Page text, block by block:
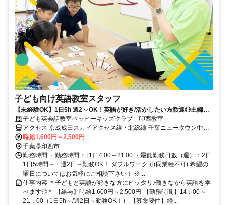
子ども向け英語教室スタッフ
【未経験OK】1日5h 週2～OK！英語が好き/活かしたい方歓迎◎主婦
(夫)/学生も活躍中！
子ども英会話教室ペッピーキッズクラブ 印西教室
アクセス 京成成田スカイアクセス線・北総線 千葉ニュータウン中央
徒歩約29分、京成成田スカイアクセス線・北総線 印西牧の原南口徒
歩約35分 北総鉄道北総線「千葉ニュータウン中央駅」より車7分 ／
近隣教室への勤務も応相談 ※屋内禁煙
時給1,600円～2,500円
千葉県印西市
勤務時間 ・勤務時間： [1] 14:00～21:00 ・最低勤務日数（週）：2日
1日5時間～・週2日～勤務OK！ ダブルワーク可(同業種不可) 希望の
曜日についてはお気軽にご相談下さい！ ※...
仕事内容 ＊子どもと英語が好きな方にピッタリ♪働きながら英語を学
べます◎＊ 【給与】時給1,600円～2,500円 【勤務時間】14：00～
21：00（1日5h～/週2日～勤務OK！） 【募集要件】経...